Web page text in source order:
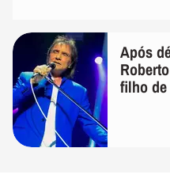
Após
filho de